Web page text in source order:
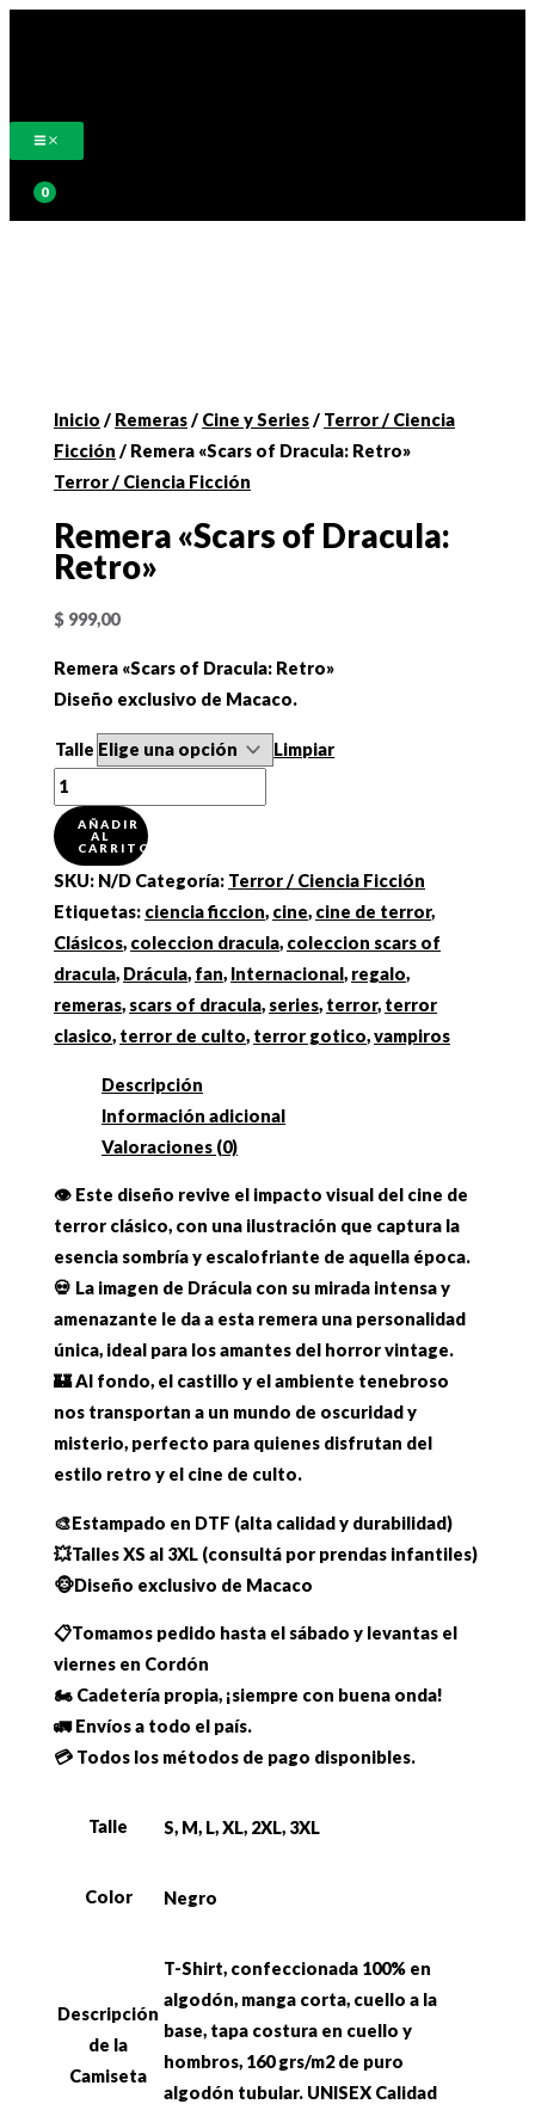
Inicio / Remeras/ Cine y Series/ Terror / Ciencia
Ficción / Remera «Scars of Dracula: Retro»
Terror / Ciencia Ficción
Remera «Scars of Dracula:
Retro»
$ 999,00
Remera «Scars of Dracula: Retro»
Diseño exclusivo de Macaco.
Talle
Limpiar
Remera
"Scars
of
Dracula:
Retro"
cantidad
AÑADIR
AL
CARRITO
SKU: N/D Categoría: Terror / Ciencia Ficción
Etiquetas: ciencia ficcion, cine, cine de terror,
Clásicos, coleccion dracula, coleccion scars of
dracula, Drácula, fan, Internacional, regalo,
remeras, scars of dracula, series, terror, terror
clasico, terror de culto, terror gotico,vampiros
Descripción
Información adicional
Valoraciones (0)
👁️ Este diseño revive el impacto visual del cine de
terror clásico, con una ilustración que captura la
esencia sombría y escalofriante de aquella época.
💀 La imagen de Drácula con su mirada intensa y
amenazante le da a esta remera una personalidad
única, ideal para los amantes del horror vintage.
🏰 Al fondo, el castillo y el ambiente tenebroso
nos transportan a un mundo de oscuridad y
misterio, perfecto para quienes disfrutan del
estilo retro y el cine de culto.
🎨Estampado en DTF (alta calidad y durabilidad)
💥Talles XS al 3XL (consultá por prendas infantiles)
🐵Diseño exclusivo de Macaco
📋Tomamos pedido hasta el sábado y levantas el
viernes en Cordón
🏍 Cadetería propia, ¡siempre con buena onda!
🚛 Envíos a todo el país.
💳 Todos los métodos de pago disponibles.
Talle S, M, L, XL, 2XL, 3XL
Color Negro
Descripción
de la
Camiseta
T-Shirt, confeccionada 100% en
algodón, manga corta, cuello a la
base, tapa costura en cuello y
hombros, 160 grs/m2 de puro
algodón tubular. UNISEX Calidad